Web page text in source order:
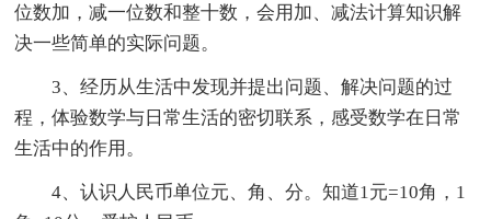
位数加，减一位数和整十数，会用加、减法计算知识解
决一些简单的实际问题。
3、经历从生活中发现并提出问题、解决问题的过
程，体验数学与日常生活的密切联系，感受数学在日常
生活中的作用。
4、认识人民币单位元、角、分。知道1元=10角，1